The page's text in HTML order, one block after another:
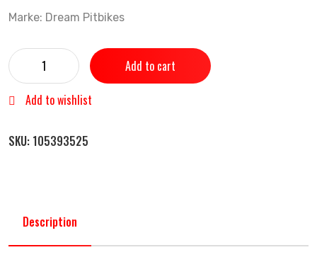
Marke: Dream Pitbikes
Add to cart
Add to wishlist
SKU: 105393525
Description